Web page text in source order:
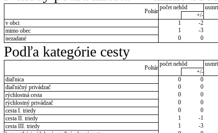
Poltár
počet nehôd
+/-
v obci
1
-2
mimo obec
1
-3
nezadané
0 0
Podľa kategórie cesty
Poltár
počet nehôd
+/-
diaľnica
0
0
diaľničný privádzač
0
0
rýchlostná cesta
0
0
rýchlostný privádzač
0
0
cesta I. triedy
0
0
cesta II. triedy
1
-1
cesta III. triedy
1
-3